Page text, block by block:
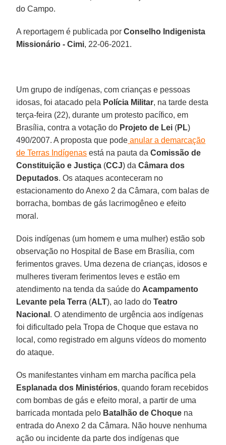
do Campo.
A reportagem é publicada porConselho Indigenista
Missionário - Cimi, 22-06-2021.
Um grupo de indígenas, com crianças e pessoas
idosas, foi atacado pela Polícia Militar, na tarde desta
terça-feira (22), durante um protesto pacífico, em
Brasília, contra a votação do Projeto de Lei (PL)
490/2007. A proposta que pode anular a demarcação
de Terras Indígenas está na pauta daComissão de
Constituição e Justiça (CCJ) daCâmara dos
Deputados. Os ataques aconteceram no
estacionamento do Anexo 2 da Câmara, com balas de
borracha, bombas de gás lacrimogêneo e efeito
moral.
Dois indígenas (um homem e uma mulher) estão sob
observação no Hospital de Base em Brasília, com
ferimentos graves. Uma dezena de crianças, idosos e
mulheres tiveram ferimentos leves e estão em
atendimento na tenda da saúde do Acampamento
Levante pela Terra (ALT), ao lado doTeatro
Nacional . O atendimento de urgência aos indígenas
foi dificultado pela Tropa de Choque que estava no
local, como registrado em alguns vídeos do momento
do ataque.
Os manifestantes vinham em marcha pacífica pela
Esplanada dos Ministérios, quando foram recebidos
com bombas de gás e efeito moral, a partir de uma
barricada montada pelo Batalhão de Choque na
entrada do Anexo 2 da Câmara. Não houve nenhuma
ação ou incidente da parte dos indígenas que